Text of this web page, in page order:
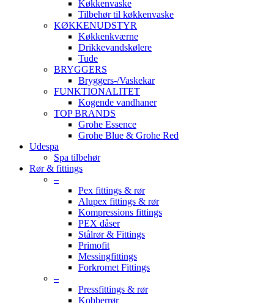
Køkkenvaske
Tilbehør til køkkenvaske
KØKKENUDSTYR
Køkkenkværne
Drikkevandskølere
Tude
BRYGGERS
Bryggers-/Vaskekar
FUNKTIONALITET
Kogende vandhaner
TOP BRANDS
Grohe Essence
Grohe Blue & Grohe Red
Udespa
Spa tilbehør
Rør & fittings
–
Pex fittings & rør
Alupex fittings & rør
Kompressions fittings
PEX dåser
Stålrør & Fittings
Primofit
Messingfittings
Forkromet Fittings
–
Pressfittings & rør
Kobberrør